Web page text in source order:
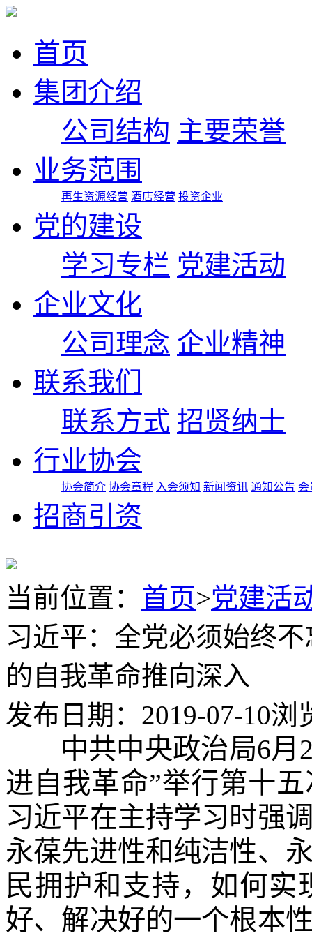
首页
集团介绍
公司结构 主要荣誉
业务范围
再生资源经营 酒店经营 投资企业
党的建设
学习专栏 党建活动
企业文化
公司理念 企业精神
联系我们
联系方式 招贤纳士
行业协会
协会简介 协会章程 入会须知 新闻资讯 通知公告 会
招商引资
当前位置 ： 首页>党建活
习近平：全党必须始终
的自我革命推向深入
发布日期：2019-07-10浏
中共中央政治局6月
进自我革命”举行第十
习近平在主持学习时强
永葆先进性和纯洁性、
民拥护和支持，如何实
好、解决好的一个根本